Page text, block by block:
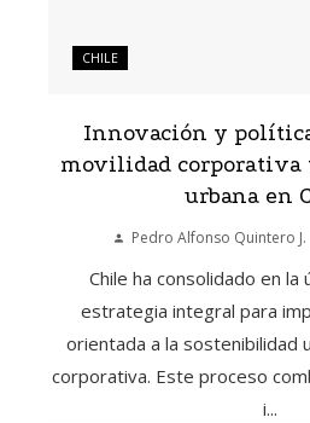
CHILE
Innovación y
movilidad corporativa
urbana en
Pedro Alfonso Quintero J.
Chile ha consolidado en la
estrategia integral para
orientada a la sostenibilidad
corporativa. Este proceso
i...